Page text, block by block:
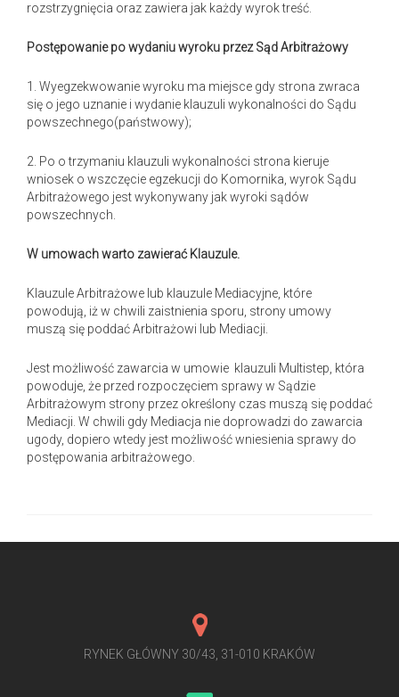
rozstrzygnięcia oraz zawiera jak każdy wyrok treść.
Postępowanie po wydaniu wyroku przez Sąd Arbitrażowy
1. Wyegzekwowanie wyroku ma miejsce gdy strona zwraca
się o jego uznanie i wydanie klauzuli wykonalności do Sądu
powszechnego(państwowy);
2. Po o trzymaniu klauzuli wykonalności strona kieruje
wniosek o wszczęcie egzekucji do Komornika, wyrok Sądu
Arbitrażowego jest wykonywany jak wyroki sądów
powszechnych.
W umowach warto zawierać Klauzule.
Klauzule Arbitrażowe lub klauzule Mediacyjne, które
powodują, iż w chwili zaistnienia sporu, strony umowy
muszą się poddać Arbitrażowi lub Mediacji.
Jest możliwość zawarcia w umowie klauzuli Multistep, która
powoduje, że przed rozpoczęciem sprawy w Sądzie
Arbitrażowym strony przez określony czas muszą się poddać
Mediacji. W chwili gdy Mediacja nie doprowadzi do zawarcia
ugody, dopiero wtedy jest możliwość wniesienia sprawy do
postępowania arbitrażowego.
RYNEK GŁÓWNY 30/43, 31-010 KRAKÓW